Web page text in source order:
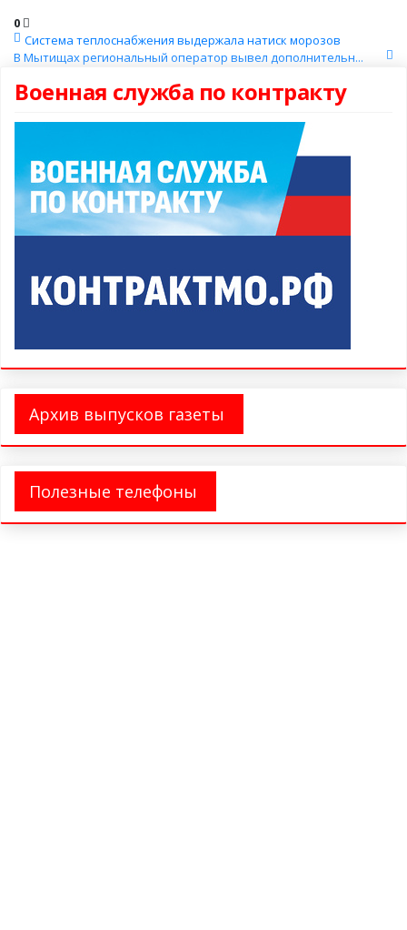
0
Система теплоснабжения выдержала натиск морозов
В Мытищах региональный оператор вывел дополнительн...
Военная служба по контракту
Архив выпусков газеты
Полезные телефоны